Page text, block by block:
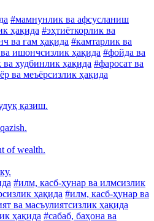
#мамнунлик ва афсусланиш
ҳақида #эҳтиёткорлик ва
ва ғам ҳақида #камтарлик ва
ишончсизлик ҳақида #фойда ва
худбинлик ҳақида #фаросат ва
ва меъёрсизлик ҳақида
қазиш.
of wealth.
#илм, касб-ҳунар ва илмсизлик
ҳақида #илм, касб-ҳунар ва
ва масъулиятсизлик ҳақида
ҳақида #сабаб, баҳона ва